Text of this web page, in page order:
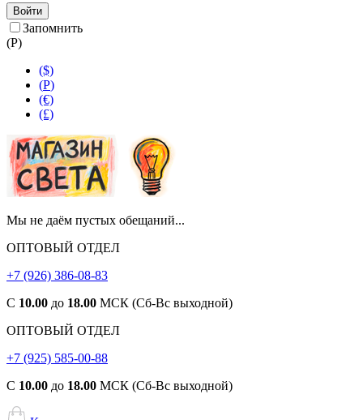
Войти
Запомнить
(Р)
($)
(Р)
(€)
(£)
Мы не даём пустых обещаний...
ОПТОВЫЙ ОТДЕЛ
+7 (926) 386-08-83
С 10.00 до 18.00 МСК (Сб-Вс выходной)
ОПТОВЫЙ ОТДЕЛ
+7 (925) 585-00-88
С 10.00 до 18.00 МСК (Сб-Вс выходной)